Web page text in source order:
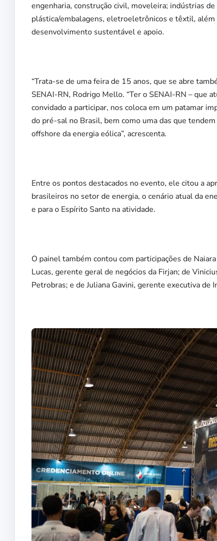
engenharia, construção civil, moveleira; indústrias
plástica/embalagens, eletroeletrônicos e têxtil,
desenvolvimento sustentável e apoio.
“Trata-se de uma feira de 15 anos, que se abre
SENAI-RN, Rodrigo Mello. “Ter o SENAI-RN – que
convidado a participar, nos coloca em um patamar
do pré-sal no Brasil, bem como uma das que
offshore da energia eólica”, acrescenta.
Entre os pontos destacados no evento, ele citou a
brasileiros no setor de energia, o cenário atual da
e para o Espírito Santo na atividade.
O painel também contou com participações de
Lucas, gerente geral de negócios da Firjan; de
Petrobras; e de Juliana Gavini, gerente executiva de